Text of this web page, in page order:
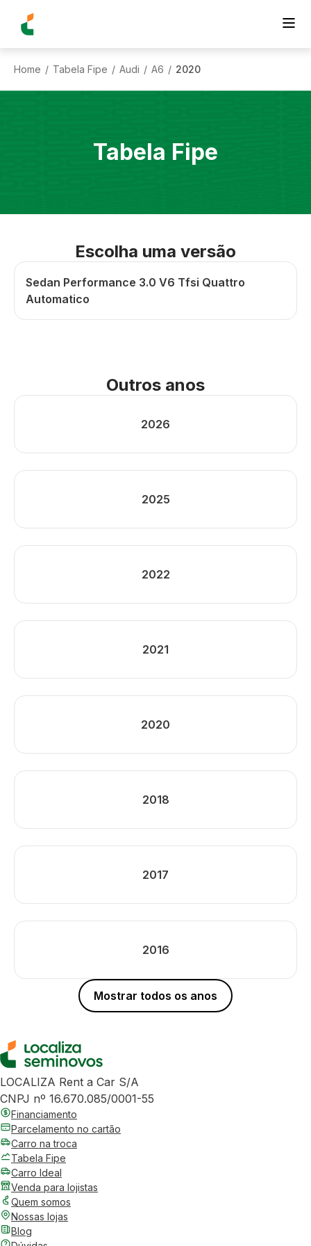
Home / Tabela Fipe / Audi / A6 / 2020
Tabela Fipe
Escolha uma versão
Sedan Performance 3.0 V6 Tfsi Quattro
Automatico
Outros anos
2026
2025
2022
2021
2020
2018
2017
2016
Mostrar todos os anos
LOCALIZA Rent a Car S/A
CNPJ nº 16.670.085/0001-55
Financiamento
Parcelamento no cartão
Carro na troca
Tabela Fipe
Carro Ideal
Venda para lojistas
Quem somos
Nossas lojas
Blog